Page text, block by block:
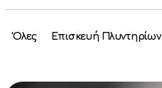
Όλες Επισκευή Πλυντηρίων